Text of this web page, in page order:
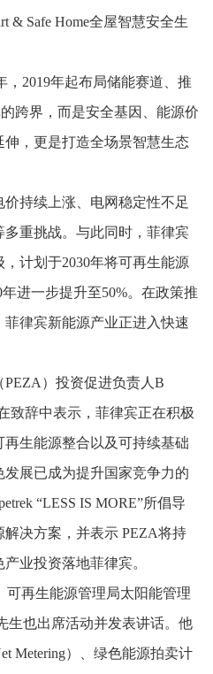
& Safe Home全屋智慧安全生
2019年起布局储能赛道、推
跨界，而是安全基因、能源价
，更是打造全场景智慧生态
持续上涨、电网稳定性不足
多重挑战。与此同时，菲律宾
计划于2030年将可再生能源
进一步提升至50%。在政策推
律宾新能源产业正进入快速
）投资促进负责人B
致辞中表示，菲律宾正在积极
生能源整合以及可持续基础
展已成为提升国家竞争力的
“LESS IS MORE”所倡导
决方案，并表示 PEZA将持
业投资落地菲律宾。
再生能源管理局太阳能管理
生也出席活动并发表讲话。他
Metering）、绿色能源拍卖计